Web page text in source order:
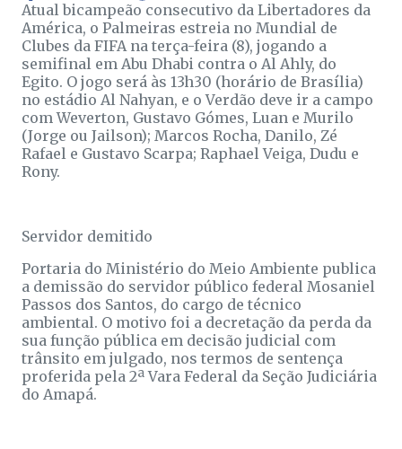
Atual bicampeão consecutivo da Libertadores da
América, o Palmeiras estreia no Mundial de
Clubes da FIFA na terça-feira (8), jogando a
semifinal em Abu Dhabi contra o Al Ahly, do
Egito. O jogo será às 13h30 (horário de Brasília)
no estádio Al Nahyan, e o Verdão deve ir a campo
com Weverton, Gustavo Gómes, Luan e Murilo
(Jorge ou Jailson); Marcos Rocha, Danilo, Zé
Rafael e Gustavo Scarpa; Raphael Veiga, Dudu e
Rony.
Servidor demitido
Portaria do Ministério do Meio Ambiente publica
a demissão do servidor público federal Mosaniel
Passos dos Santos, do cargo de técnico
ambiental. O motivo foi a decretação da perda da
sua função pública em decisão judicial com
trânsito em julgado, nos termos de sentença
proferida pela 2ª Vara Federal da Seção Judiciária
do Amapá.